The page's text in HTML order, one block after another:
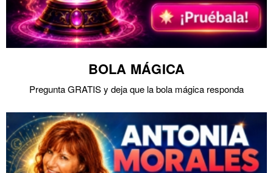
BOLA MÁGICA
Pregunta GRATIS y deja que la bola mágica responda